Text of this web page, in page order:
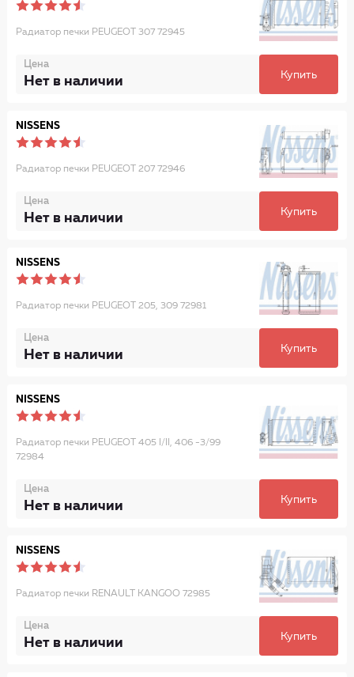
Радиатор печки PEUGEOT 307 72945
Цена
Нет в наличии Купить
NISSENS
Радиатор печки PEUGEOT 207 72946
Цена
Нет в наличии Купить
NISSENS
Радиатор печки PEUGEOT 205, 309 72981
Цена
Нет в наличии Купить
NISSENS
Радиатор печки PEUGEOT 405 I/II, 406 -3/99
72984
Цена
Нет в наличии Купить
NISSENS
Радиатор печки RENAULT KANGOO 72985
Цена
Нет в наличии Купить